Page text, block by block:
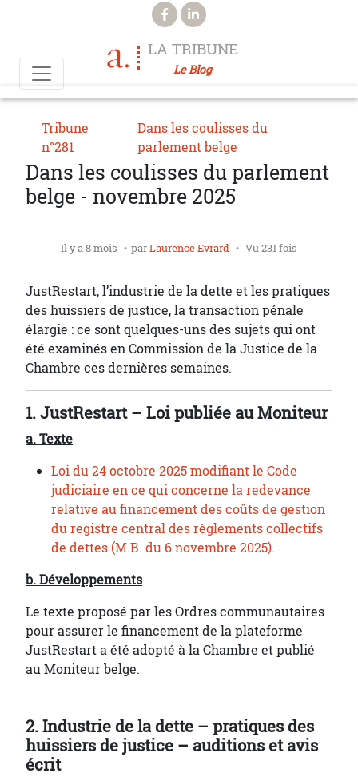
Aller au contenu principal
LA TRIBUNE
Le Blog
Tribune
n°281
Dans les coulisses du
parlement belge
Dans les coulisses du parlement
belge - novembre 2025
Il y a 8 mois parLaurence Evrard Vu 231 fois
JustRestart, l’industrie de la dette et les pratiques
des huissiers de justice, la transaction pénale
élargie : ce sont quelques-uns des sujets qui ont
été examinés en Commission de la Justice de la
Chambre ces dernières semaines.
1. JustRestart – Loi publiée au Moniteur
a. Texte
Loi du 24 octobre 2025 modifiant le Code
judiciaire en ce qui concerne la redevance
relative au financement des coûts de gestion
du registre central des règlements collectifs
de dettes (M.B. du 6 novembre 2025).
b. Développements
Le texte proposé par les Ordres communautaires
pour assurer le financement de la plateforme
JustRestart a été adopté à la Chambre et publié
au Moniteur belge.
2. Industrie de la dette – pratiques des
huissiers de justice – auditions et avis
écrit